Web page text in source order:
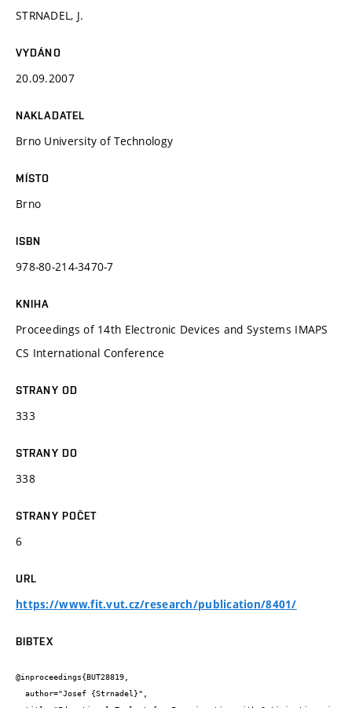
STRNADEL, J.
VYDÁNO
20.09.2007
NAKLADATEL
Brno University of Technology
MÍSTO
Brno
ISBN
978-80-214-3470-7
KNIHA
Proceedings of 14th Electronic Devices and Systems IMAPS
CS International Conference
STRANY OD
333
STRANY DO
338
STRANY POČET
6
URL
https://www.fit.vut.cz/research/publication/8401/
BIBTEX
@inproceedings{BUT28819,